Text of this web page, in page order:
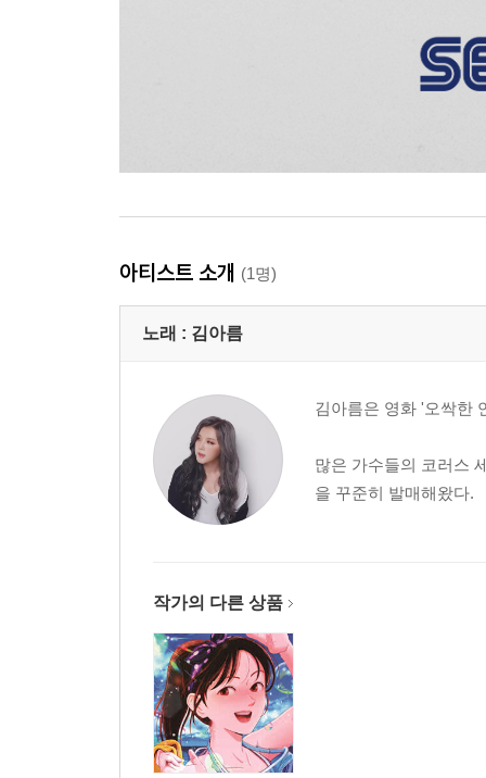
아티스트 소개 (1명)
노래 : 김아름
김아름은 영화 '오싹한
많은 가수들의 코러스
을 꾸준히 발매해왔다.
작가의 다른 상품